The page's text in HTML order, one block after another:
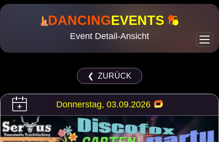
DANCINGEVENTS
Event Detail-Ansicht
❮ ZURÜCK
Donnerstag, 03.09.2026